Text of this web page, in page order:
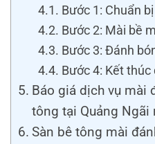
Bước 1: Chuẩn
Bước 2: Mài bề
Bước 3: Đánh
Bước 4: Kết
Báo giá dịch vụ mài
tông tại Quảng Ngãi
Sàn bê tông mài